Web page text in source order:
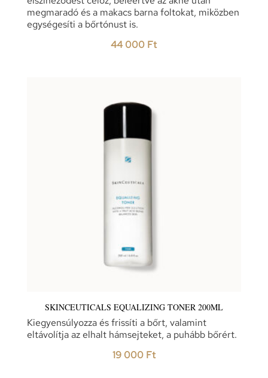
megmaradó és a makacs barna foltokat, miközben
egységesíti a bőrtónust is.
44 000 Ft
SKINCEUTICALS EQUALIZING TONER 200ML
Kiegyensúlyozza és frissíti a bőrt, valamint
eltávolítja az elhalt hámsejteket, a puhább bőrért.
19 000 Ft